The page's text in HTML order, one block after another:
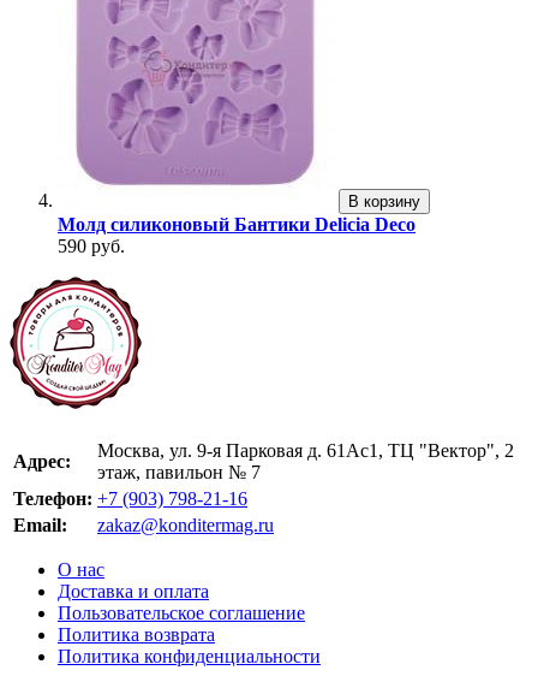
В корзину
Молд силиконовый Бантики Delicia Deco
590 руб.
Адрес:
Москва, ул. 9-я Парковая д. 61Ас1, ТЦ "Вектор", 2
этаж, павильон № 7
Телефон: +7 (903) 798-21-16
Email:
zakaz@konditermag.ru
О нас
Доставка и оплата
Пользовательское соглашение
Политика возврата
Политика конфиденциальности